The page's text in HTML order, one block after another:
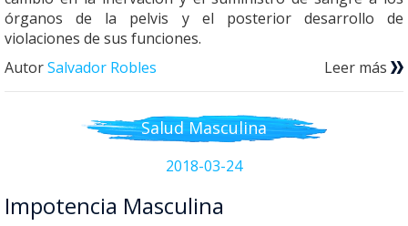
órganos de la pelvis y el posterior desarrollo de
violaciones de sus funciones.
AutorSalvador Robles Leer más
Salud Masculina
2018-03-24
Impotencia Masculina